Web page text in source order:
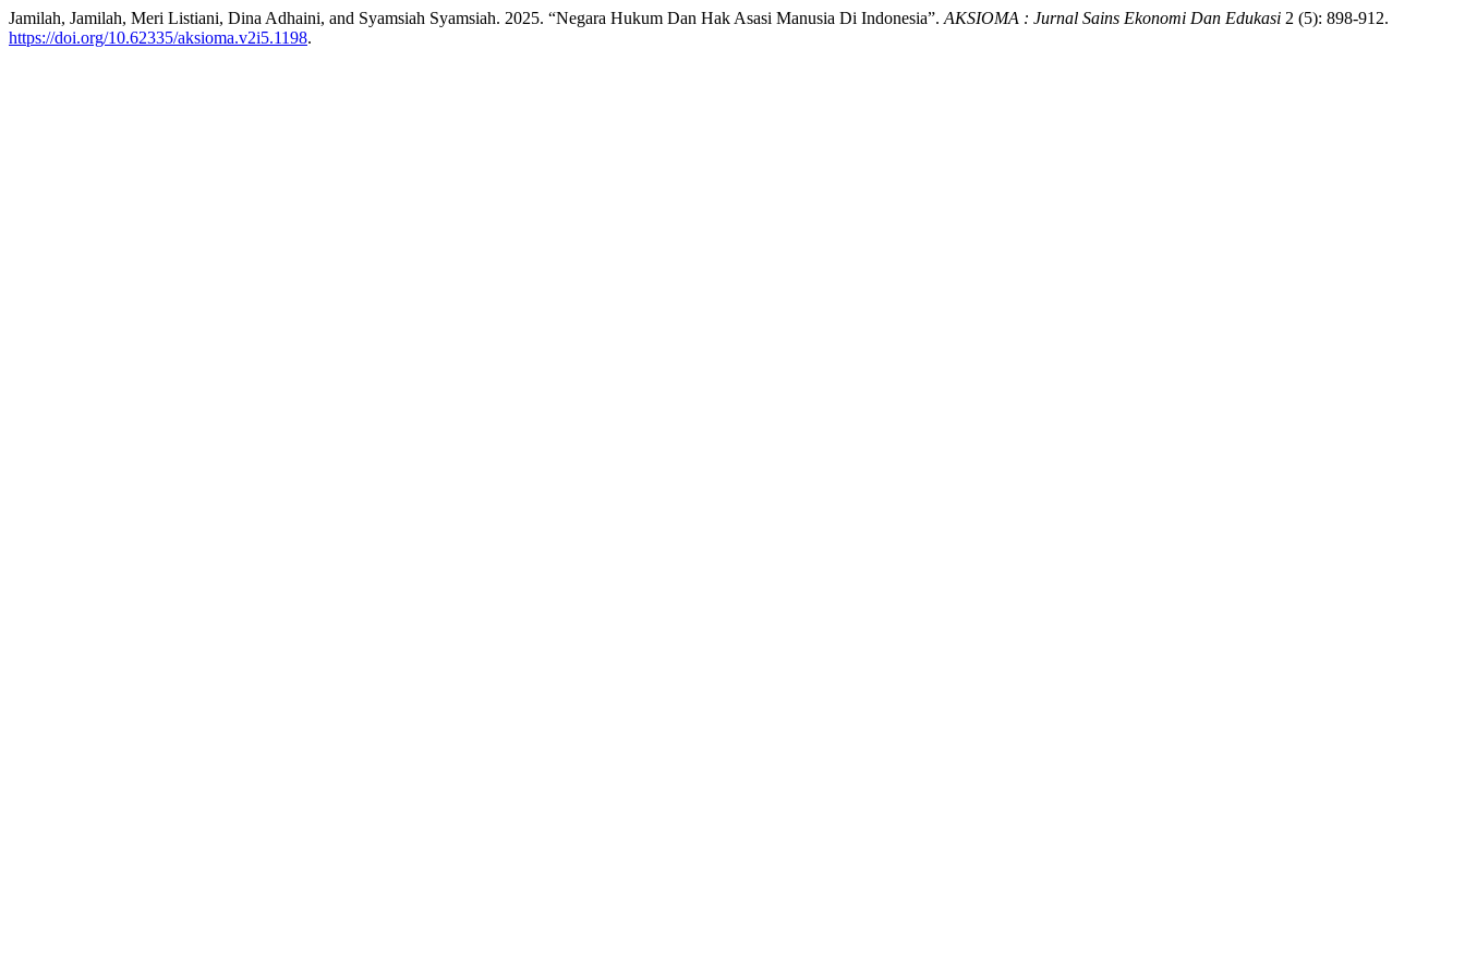
Jamilah, Jamilah, Meri Listiani, Dina Adhaini, and Syamsiah Syamsiah. 2025. “Negara Hukum Dan Hak Asasi Manusia Di Indonesia”. AKSIOMA : Jurnal Sains Ekonomi Dan Edukasi 2 (5): 898-912.
https://doi.org/10.62335/aksioma.v2i5.1198.